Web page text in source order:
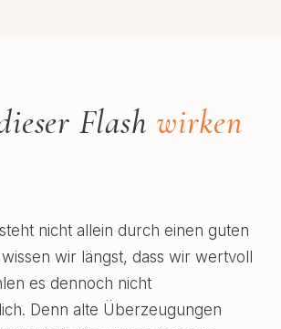
Flash wirken
nicht allein durch einen guten
wir längst, dass wir wertvoll
es dennoch nicht
Denn alte Überzeugungen